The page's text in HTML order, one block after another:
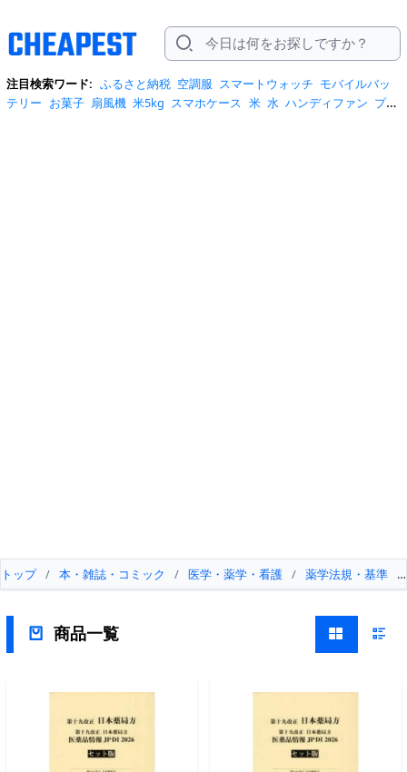
注目検索ワード: ふるさと納税 空調服 スマートウォッチ モバイルバッ
テリー お菓子 扇風機 米5kg スマホケース 米 水 ハンディファン プロ
トップ / 本・雑誌・コミック / 医学・薬学・看護 / 薬学法規・基準 /
商品一覧